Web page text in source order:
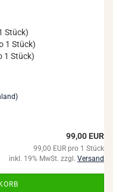
Stück)
1 Stück)
1 Stück)
99,00 EUR
99,00 EUR pro 1 Stück
inkl. 19% MwSt. zzgl. Versand